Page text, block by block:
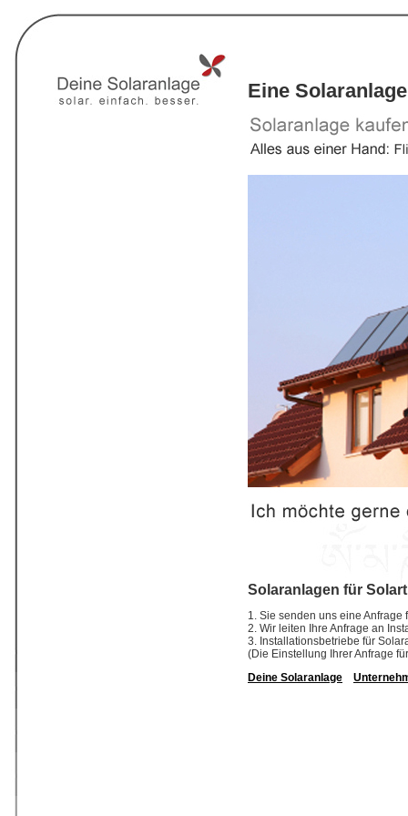
Eine
Solaranlagen für
1. Sie senden uns eine
2. Wir leiten Ihre Anfrage an
3. Installationsbetriebe für
(Die Einstellung Ihrer Anfrage
Deine Solaranlage